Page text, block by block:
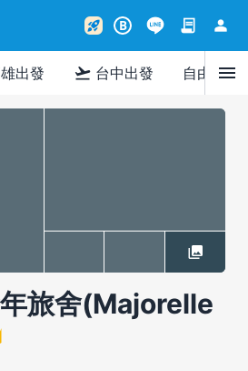
rocket_launch B contract person
出發 flight_takeoff 台中出發 自由行menu
旅舍(Majorelle